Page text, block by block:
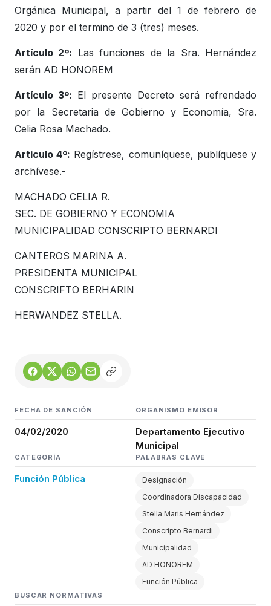
Orgánica Municipal, a partir del 1 de febrero de
2020 y por el termino de 3 (tres) meses.
Artículo 2º: Las funciones de la Sra. Hernández
serán AD HONOREM
Artículo 3º: El presente Decreto será refrendado
por la Secretaria de Gobierno y Economía, Sra.
Celia Rosa Machado.
Artículo 4º: Regístrese, comuníquese, publíquese y
archívese.-
MACHADO CELIA R.
SEC. DE GOBIERNO Y ECONOMIA
MUNICIPALIDAD CONSCRIPTO BERNARDI
CANTEROS MARINA A.
PRESIDENTA MUNICIPAL
CONSCRIFTO BERHARIN
HERWANDEZ STELLA.
FECHA DE SANCIÓN
04/02/2020
ORGANISMO EMISOR
Departamento Ejecutivo
Municipal
CATEGORÍA
Función Pública
PALABRAS CLAVE
Designación
Coordinadora Discapacidad
Stella Maris Hernández
Conscripto Bernardi
Municipalidad
AD HONOREM
Función Pública
BUSCAR NORMATIVAS